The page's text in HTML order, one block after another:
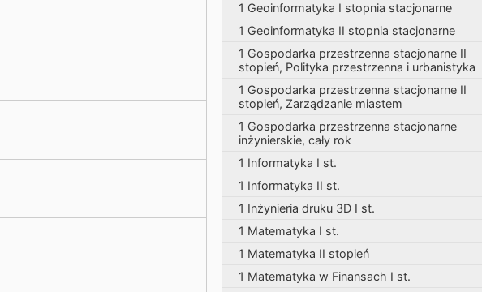
1 Geoinformatyka I stopnia stacjonarne
1 Geoinformatyka II stopnia stacjonarne
1 Gospodarka przestrzenna stacjonarne II
stopień, Polityka przestrzenna i urbanistyka
1 Gospodarka przestrzenna stacjonarne II
stopień, Zarządzanie miastem
1 Gospodarka przestrzenna stacjonarne
inżynierskie, cały rok
1 Informatyka I st.
1 Informatyka II st.
1 Inżynieria druku 3D I st.
1 Matematyka I st.
1 Matematyka II stopień
1 Matematyka w Finansach I st.